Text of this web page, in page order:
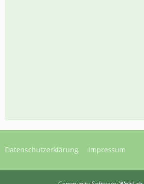
Datenschutzerklärung Impressum